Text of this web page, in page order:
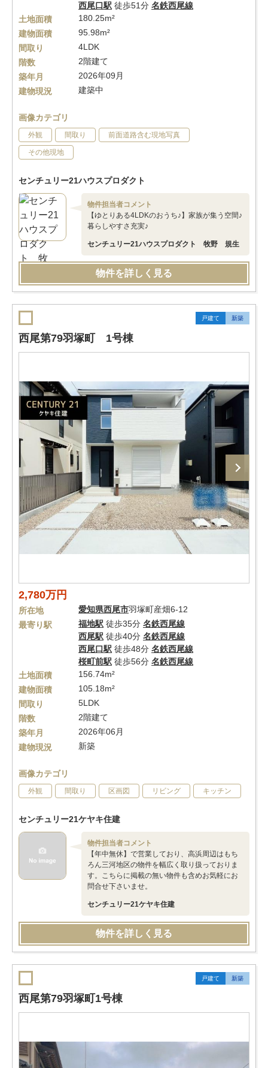
西尾口駅 徒歩51分 名鉄西尾線
土地面積
180.25m²
建物面積
95.98m²
間取り
4LDK
階数
2階建て
築年月
2026年09月
建物現況
建築中
画像カテゴリ
外観 間取り 前面道路含む現地写真
その他現地
センチュリー21ハウスプロダクト
物件担当者コメント
【ゆとりある4LDKのおうち♪】家族が集う空間♪
暮らしやすさ充実♪
センチュリー21ハウスプロダクト 牧野 規生
物件を詳しく見る
戸建て 新築
西尾第79羽塚町 1号棟
2,780万円
所在地 愛知県西尾市羽塚町産畑6-12
最寄り駅
福地駅 徒歩35分 名鉄西尾線
西尾駅 徒歩40分 名鉄西尾線
西尾口駅 徒歩48分 名鉄西尾線
桜町前駅 徒歩56分 名鉄西尾線
土地面積
156.74m²
建物面積
105.18m²
間取り
5LDK
階数
2階建て
築年月
2026年06月
建物現況
新築
画像カテゴリ
外観 間取り 区画図 リビング キッチン
センチュリー21ケヤキ住建
物件担当者コメント
【年中無休】で営業しており、高浜周辺はもち
ろん三河地区の物件を幅広く取り扱っておりま
す。こちらに掲載の無い物件も含めお気軽にお
問合せ下さいませ。
センチュリー21ケヤキ住建
物件を詳しく見る
戸建て 新築
西尾第79羽塚町1号棟